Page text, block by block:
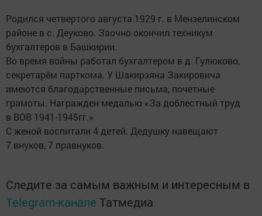
Родился четвертого августа 1929 г. в Мензелинском
районе в с. Деуково. Заочно окончил техникум
бухгалтеров в Башкирии.
Во время войны работал бухгалтером в д. Гулюково,
секретарём парткома. У Шакирзяна Закировича
имеются благодарственные письма, почетные
грамоты. Награжден медалью «За доблестный труд
в ВОВ 1941-1945гг.»
С женой воспитали 4 детей. Дедушку навещают
7 внуков, 7 правнуков.
Следите за самым важным и интересным в
Telegram-канале Татмедиа